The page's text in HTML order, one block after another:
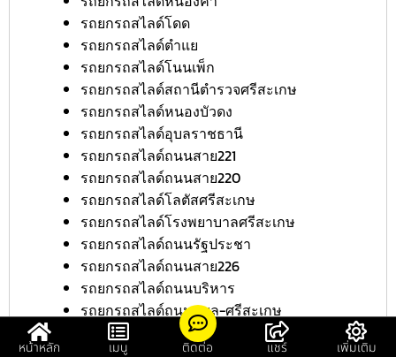
รถยกรถสไลด์โดด
รถยกรถสไลด์ตำแย
รถยกรถสไลด์โนนเพ็ก
รถยกรถสไลด์สถานีตำรวจศรีสะเกษ
รถยกรถสไลด์หนองบัวดง
รถยกรถสไลด์อุบลราชธานี
รถยกรถสไลด์ถนนสาย221
รถยกรถสไลด์ถนนสาย220
รถยกรถสไลด์โลตัสศรีสะเกษ
รถยกรถสไลด์โรงพยาบาลศรีสะเกษ
รถยกรถสไลด์ถนนรัฐประชา
รถยกรถสไลด์ถนนสาย226
รถยกรถสไลด์ถนนบริหาร
รถยกรถสไลด์ถนนอุบล-ศรีสะเกษ
รถยกรถสไลด์บิ๊กซีศรีสะเกษ
หน้าหลัก เมนู ติดต่อ แชร์ เพิ่มเติม